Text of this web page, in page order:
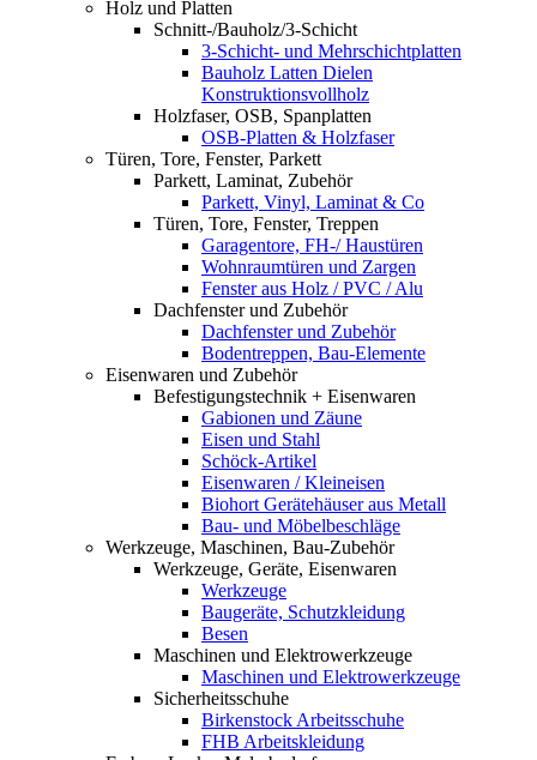
Holz und Platten
Schnitt-/Bauholz/3-Schicht
3-Schicht- und Mehrschichtplatten
Bauholz Latten Dielen
Konstruktionsvollholz
Holzfaser, OSB, Spanplatten
OSB-Platten & Holzfaser
Türen, Tore, Fenster, Parkett
Parkett, Laminat, Zubehör
Parkett, Vinyl, Laminat & Co
Türen, Tore, Fenster, Treppen
Garagentore, FH-/ Haustüren
Wohnraumtüren und Zargen
Fenster aus Holz / PVC / Alu
Dachfenster und Zubehör
Dachfenster und Zubehör
Bodentreppen, Bau-Elemente
Eisenwaren und Zubehör
Befestigungstechnik + Eisenwaren
Gabionen und Zäune
Eisen und Stahl
Schöck-Artikel
Eisenwaren / Kleineisen
Biohort Gerätehäuser aus Metall
Bau- und Möbelbeschläge
Werkzeuge, Maschinen, Bau-Zubehör
Werkzeuge, Geräte, Eisenwaren
Werkzeuge
Baugeräte, Schutzkleidung
Besen
Maschinen und Elektrowerkzeuge
Maschinen und Elektrowerkzeuge
Sicherheitsschuhe
Birkenstock Arbeitsschuhe
FHB Arbeitskleidung